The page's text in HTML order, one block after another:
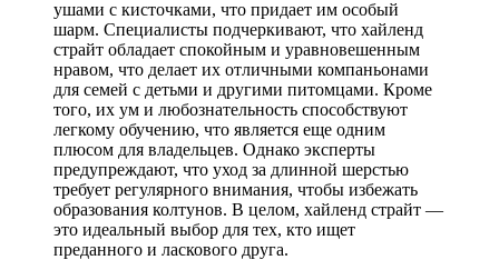
ушами с кисточками, что придает им особый
шарм. Специалисты подчеркивают, что хайленд
страйт обладает спокойным и уравновешенным
нравом, что делает их отличными компаньонами
для семей с детьми и другими питомцами. Кроме
того, их ум и любознательность способствуют
легкому обучению, что является еще одним
плюсом для владельцев. Однако эксперты
предупреждают, что уход за длинной шерстью
требует регулярного внимания, чтобы избежать
образования колтунов. В целом, хайленд страйт —
это идеальный выбор для тех, кто ищет
преданного и ласкового друга.